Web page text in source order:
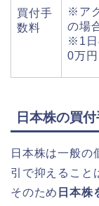
買付手
数料
※ア
の場
※1日
0万
日本株の買
日本株は一般の
引で抑えること
そのため 日本株